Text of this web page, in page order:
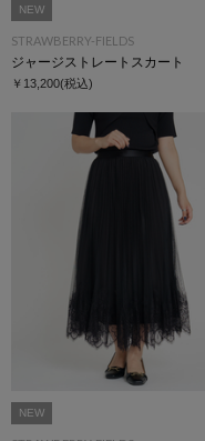
NEW
STRAWBERRY-FIELDS
ジャージストレートスカート
￥13,200(税込)
NEW